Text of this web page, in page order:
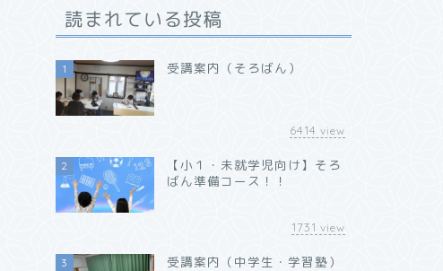
読まれている投稿
1 受講案内（そろばん）
6414 view
2
【小１・未就学児向け】そろ
ばん準備コース！！
1731 view
3 受講案内（中学生・学習塾）